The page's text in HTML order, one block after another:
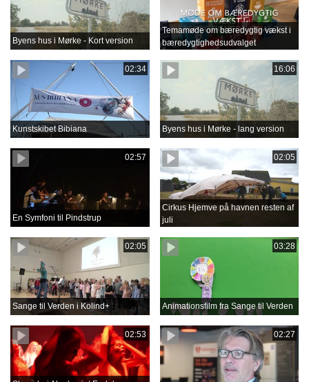
Byens hus i Mørke - Kort version
Temamøde om bæredygtig vækst i
bæredygtighedsudvalget
02:34
Kunstskibet Bibiana
16:06
Byens hus i Mørke - lang version
02:57
En Symfoni til Pindstrup
02:05
Cirkus Hjemve på havnen resten af
juli
02:05
Sange til Verden i Kolind+
03:28
Animationsfilm fra Sange til Verden
02:53 02:27